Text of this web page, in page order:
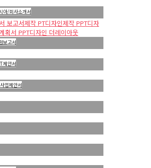
회사소개서
보고서
제안서
업제안서